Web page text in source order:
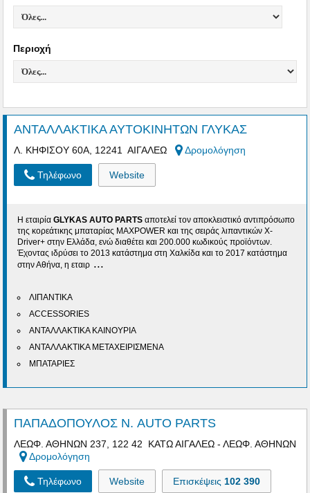
Περιοχή
ΑΝΤΑΛΛΑΚΤΙΚΑ ΑΥΤΟΚΙΝΗΤΩΝ ΓΛΥΚΑΣ
Λ. ΚΗΦΙΣΟΥ 60Α, 12241 ΑΙΓΑΛΕΩ Δρομολόγηση
Τηλέφωνο Website
Η εταιρίαGLYKAS AUTO PARTSαποτελεί τον αποκλειστικό αντιπρόσωπο
της κορεάτικης μπαταρίας MAXPOWER και της σειράς λιπαντικών X-
Driver+ στην Ελλάδα, ενώ διαθέτει και 200.000 κωδικούς προϊόντων.
Έχοντας ιδρύσει το 2013 κατάστημα στη Χαλκίδα και το 2017 κατάστημα
στην Αθήνα, η εταιρ ...
ΛΙΠΑΝΤΙΚΑ
ACCESSORIES
ΑΝΤΑΛΛΑΚΤΙΚΑ ΚΑΙΝΟΥΡΙΑ
ΑΝΤΑΛΛΑΚΤΙΚΑ ΜΕΤΑΧΕΙΡΙΣΜΕΝΑ
ΜΠΑΤΑΡΙΕΣ
ΠΑΠΑΔΟΠΟΥΛΟΣ Ν. AUTO PARTS
ΛΕΩΦ. ΑΘΗΝΩΝ 237, 122 42 ΚΑΤΩ ΑΙΓΑΛΕΩ - ΛΕΩΦ. ΑΘΗΝΩΝ
Δρομολόγηση
Τηλέφωνο Website Επισκέψεις 102 390